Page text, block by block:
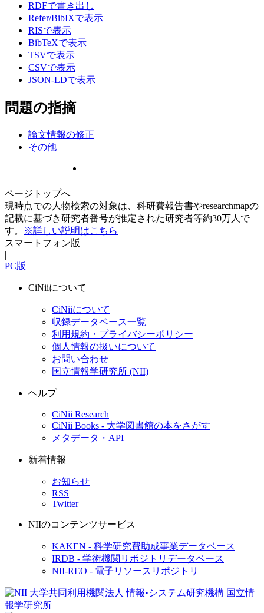
RDFで書き出し
Refer/BibIXで表示
RISで表示
BibTeXで表示
TSVで表示
CSVで表示
JSON-LDで表示
問題の指摘
論文情報の修正
その他
ページトップへ
現時点での人物検索の対象は、科研費報告書やresearchmapの
記載に基づき研究者番号が推定された研究者等約30万人で
す。
※詳しい説明はこちら
スマートフォン版
|
PC版
CiNiiについて
CiNiiについて
収録データベース一覧
利用規約・プライバシーポリシー
個人情報の扱いについて
お問い合わせ
国立情報学研究所 (NII)
ヘルプ
CiNii Research
CiNii Books - 大学図書館の本をさがす
メタデータ・API
新着情報
お知らせ
RSS
Twitter
NIIのコンテンツサービス
KAKEN - 科学研究費助成事業データベース
IRDB - 学術機関リポジトリデータベース
NII-REO - 電子リソースリポジトリ